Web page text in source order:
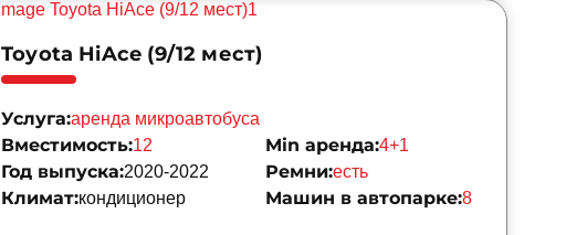
Toyota HiAce (9/12 мест)
Услуга:аренда микроавтобуса
Вместимость:12 Min аренда:4+1
Год выпуска:2020-2022 Ремни:есть
Климат:кондиционер Машин в автопарке:8